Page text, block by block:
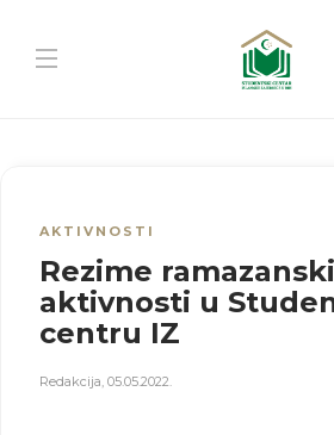
AKTIVNOSTI
Rezime
aktivnosti u
centru IZ
Redakcija, 05.05.2022.